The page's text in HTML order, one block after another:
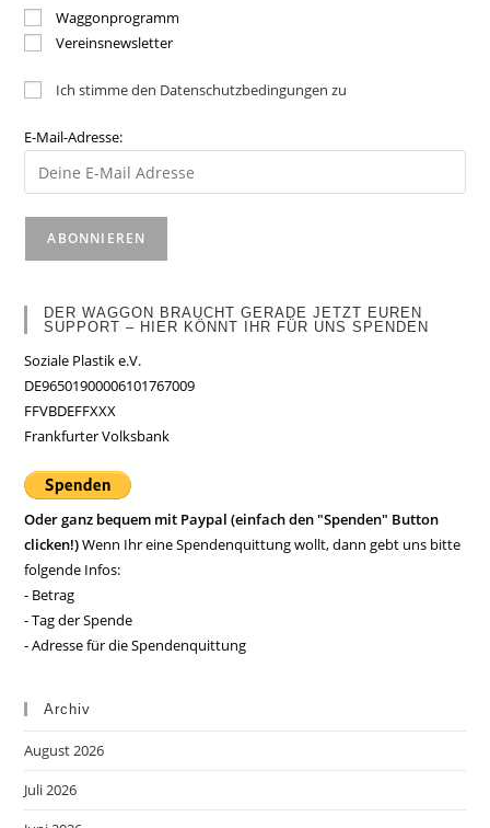
Waggonprogramm
Vereinsnewsletter
Ich stimme den Datenschutzbedingungen zu
E-Mail-Adresse:
DER WAGGON BRAUCHT GERADE JETZT EUREN
SUPPORT – HIER KÖNNT IHR FÜR UNS SPENDEN
Soziale Plastik e.V.
DE96501900006101767009
FFVBDEFFXXX
Frankfurter Volksbank
Oder ganz bequem mit Paypal (einfach den "Spenden" Button
clicken!)Wenn Ihr eine Spendenquittung wollt, dann gebt uns bitte
folgende Infos:
- Betrag
- Tag der Spende
- Adresse für die Spendenquittung
Archiv
August 2026
Juli 2026